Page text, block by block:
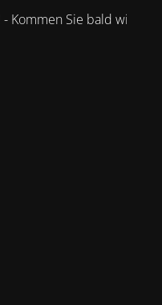
Kommen Sie bald wieder.